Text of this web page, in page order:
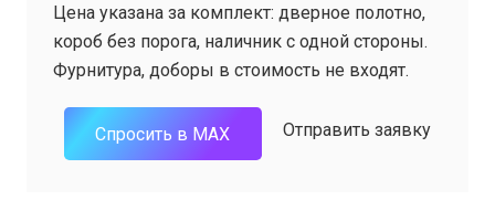
составляла
16
383 ₽.
13
107 ₽.
Цена указана за комплект: дверное полотно,
короб без порога, наличник с одной стороны.
Фурнитура, доборы в стоимость не входят.
Спросить в MAX Отправить заявку